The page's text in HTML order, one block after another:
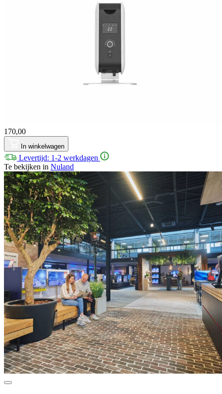
170,00
In winkelwagen
Levertijd: 1-2 werkdagen
Te bekijken in Nuland